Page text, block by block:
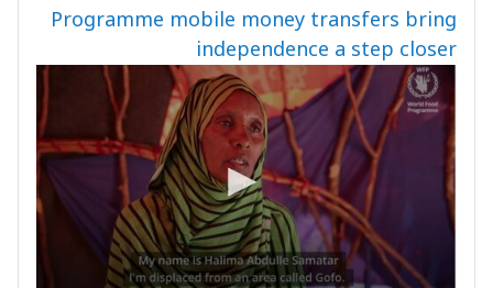
Programme mobile money transfers bring
independence a step closer